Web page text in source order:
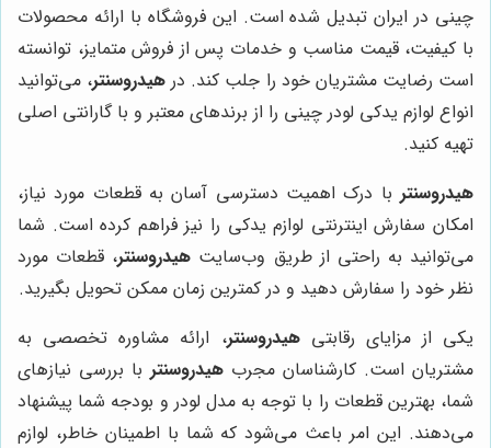
چینی در ایران تبدیل شده است. این فروشگاه با ارائه محصولات
با کیفیت، قیمت مناسب و خدمات پس از فروش متمایز، توانسته
است رضایت مشتریان خود را جلب کند. در هیدروسنتر، می‌توانید
انواع لوازم یدکی لودر چینی را از برندهای معتبر و با گارانتی اصلی
تهیه کنید.
هیدروسنتر با درک اهمیت دسترسی آسان به قطعات مورد نیاز،
امکان سفارش اینترنتی لوازم یدکی را نیز فراهم کرده است. شما
می‌توانید به راحتی از طریق وب‌سایت هیدروسنتر، قطعات مورد
نظر خود را سفارش دهید و در کمترین زمان ممکن تحویل بگیرید.
یکی از مزایای رقابتیهیدروسنتر، ارائه مشاوره تخصصی به
مشتریان است. کارشناسان مجرب هیدروسنتر با بررسی نیازهای
شما، بهترین قطعات را با توجه به مدل لودر و بودجه شما پیشنهاد
می‌دهند. این امر باعث می‌شود که شما با اطمینان خاطر، لوازم